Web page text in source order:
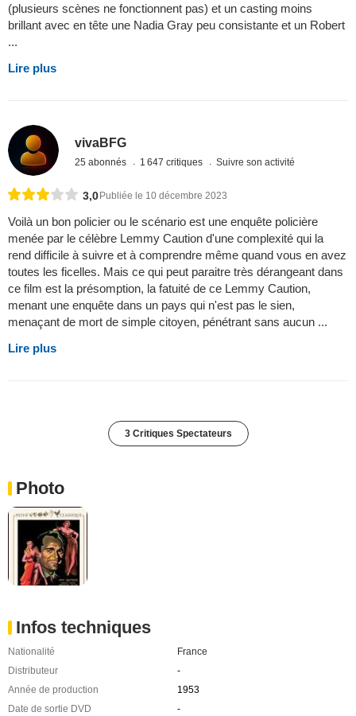
(plusieurs scènes ne fonctionnent pas) et un casting moins
brillant avec en tête une Nadia Gray peu consistante et un Robert
...
Lire plus
vivaBFG
25 abonnés 1 647 critiques Suivre son activité
3,0Publiée le 10 décembre 2023
Voilà un bon policier ou le scénario est une enquête policière
menée par le célèbre Lemmy Caution d'une complexité qui la
rend difficile à suivre et à comprendre même quand vous en avez
toutes les ficelles. Mais ce qui peut paraitre très dérangeant dans
ce film est la présomption, la fatuité de ce Lemmy Caution,
menant une enquête dans un pays qui n'est pas le sien,
menaçant de mort de simple citoyen, pénétrant sans aucun ...
Lire plus
3 Critiques Spectateurs
Photo
Infos techniques
Nationalité
France
Distributeur
-
Année de production
1953
Date de sortie DVD
-